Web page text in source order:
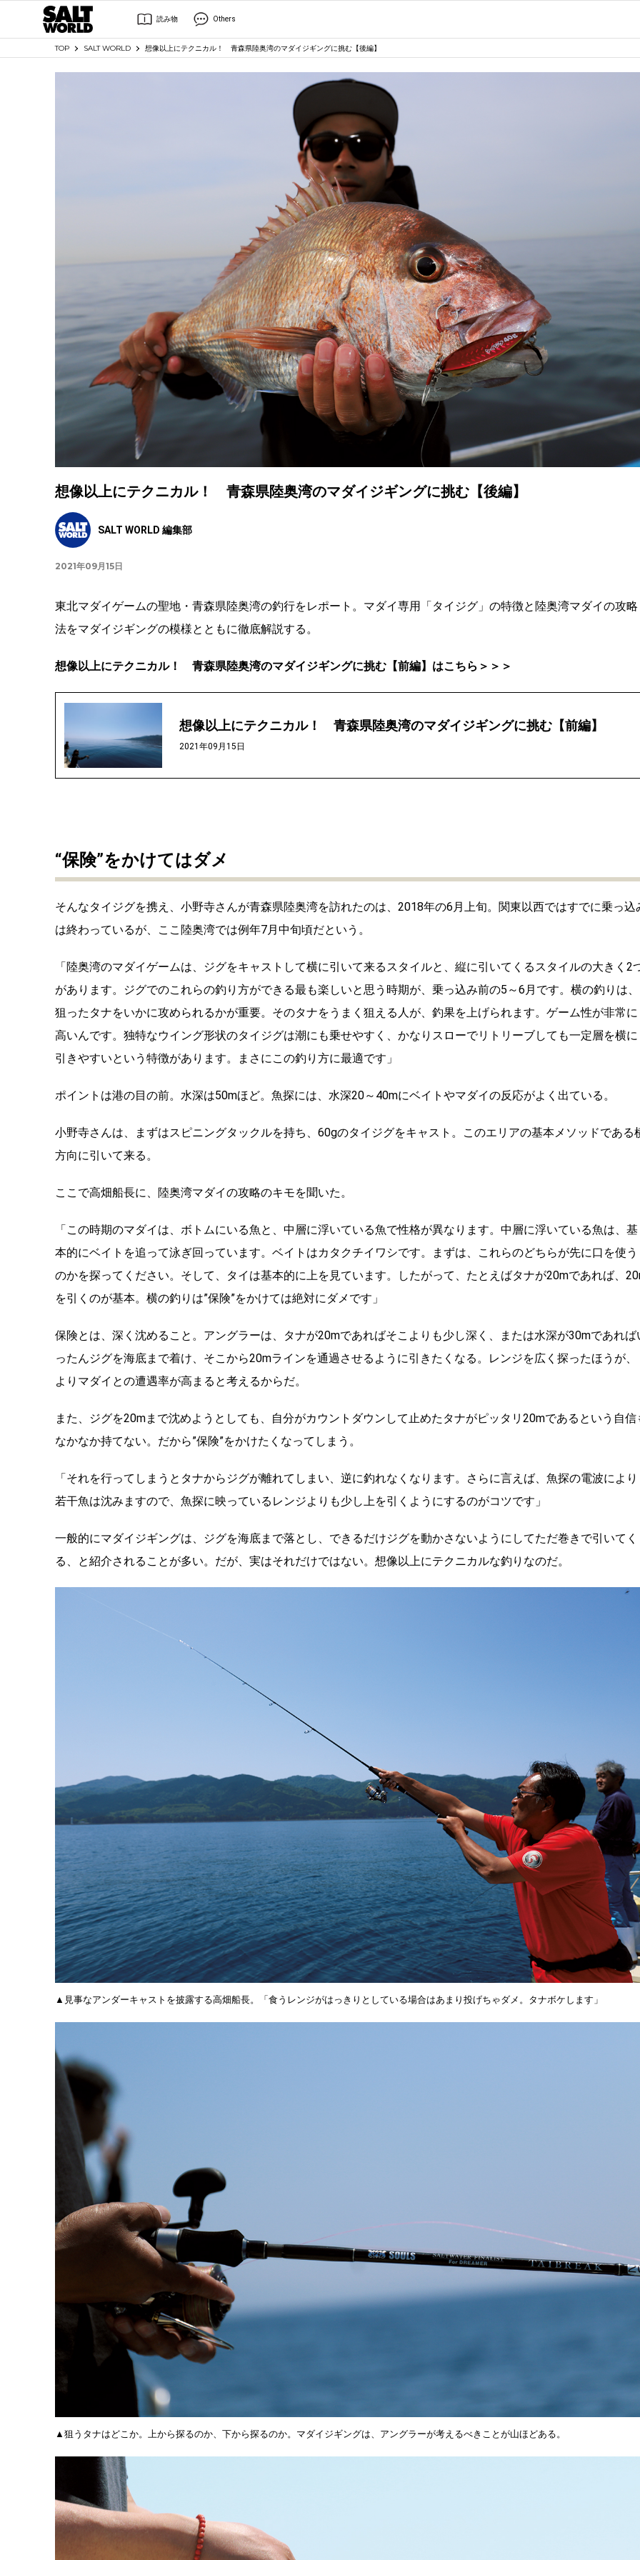
読み物 Others
TOP SALT WORLD 想像以上にテクニカル！ 青森県陸奥湾のマダイジギングに挑む【後編】
想像以上にテクニカル！ 青森県陸奥湾のマダイジギングに挑む【後編】
SALT WORLD 編集部
2021年09月15日
東北マダイゲームの聖地・青森県陸奥湾の釣行をレポート。マダイ専用「タイジグ」の特徴と陸奥湾マダイの攻略
法をマダイジギングの模様とともに徹底解説する。
想像以上にテクニカル！ 青森県陸奥湾のマダイジギングに挑む【前編】はこちら＞＞＞
想像以上にテクニカル！ 青森県陸奥湾のマダイジギングに挑む【前編】
2021年09月15日
“保険”をかけてはダメ
そんなタイジグを携え、小野寺さんが青森県陸奥湾を訪れたのは、2018年の6月上旬。関東以西ではすでに乗っ込
は終わっているが、ここ陸奥湾では例年7月中旬頃だという。
「陸奥湾のマダイゲームは、ジグをキャストして横に引いて来るスタイルと、縦に引いてくるスタイルの大きく2
があります。ジグでのこれらの釣り方ができる最も楽しいと思う時期が、乗っ込み前の5～6月です。横の釣りは、
狙ったタナをいかに攻められるかが重要。そのタナをうまく狙える人が、釣果を上げられます。ゲーム性が非常に
高いんです。独特なウイング形状のタイジグは潮にも乗せやすく、かなりスローでリトリーブしても一定層を横に
引きやすいという特徴があります。まさにこの釣り方に最適です」
ポイントは港の目の前。水深は50mほど。魚探には、水深20～40mにベイトやマダイの反応がよく出ている。
小野寺さんは、まずはスピニングタックルを持ち、60gのタイジグをキャスト。このエリアの基本メソッドである
方向に引いて来る。
ここで高畑船長に、陸奥湾マダイの攻略のキモを聞いた。
「この時期のマダイは、ボトムにいる魚と、中層に浮いている魚で性格が異なります。中層に浮いている魚は、基
本的にベイトを追って泳ぎ回っています。ベイトはカタクチイワシです。まずは、これらのどちらが先に口を使う
のかを探ってください。そして、タイは基本的に上を見ています。したがって、たとえばタナが20mであれば、
を引くのが基本。横の釣りは”保険”をかけては絶対にダメです」
保険とは、深く沈めること。アングラーは、タナが20mであればそこよりも少し深く、または水深が30mであれば
ったんジグを海底まで着け、そこから20mラインを通過させるように引きたくなる。レンジを広く探ったほうが、
よりマダイとの遭遇率が高まると考えるからだ。
また、ジグを20mまで沈めようとしても、自分がカウントダウンして止めたタナがピッタリ20mであるという自信
なかなか持てない。だから”保険”をかけたくなってしまう。
「それを行ってしまうとタナからジグが離れてしまい、逆に釣れなくなります。さらに言えば、魚探の電波により
若干魚は沈みますので、魚探に映っているレンジよりも少し上を引くようにするのがコツです」
一般的にマダイジギングは、ジグを海底まで落とし、できるだけジグを動かさないようにしてただ巻きで引いてく
る、と紹介されることが多い。だが、実はそれだけではない。想像以上にテクニカルな釣りなのだ。
▲見事なアンダーキャストを披露する高畑船長。「食うレンジがはっきりとしている場合はあまり投げちゃダメ。タナボケします」
▲狙うタナはどこか。上から探るのか、下から探るのか。マダイジギングは、アングラーが考えるべきことが山ほどある。